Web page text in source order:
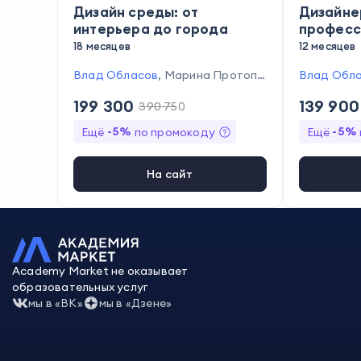
Дизайн среды: от
интерьера до города
18 месяцев
Влад Обласов, Марина Протопе
Ася Савельева,Шушана Хачатря
199 300 390 750
Ещё -5% по промокоду
На сайт
12 месяцев
Влад
Бак, Ася
димир
лица
139 900
Ещё -5%
Academy Market не оказывает
образовательных услуг
мы в «ВК»
мы в «Дзене»